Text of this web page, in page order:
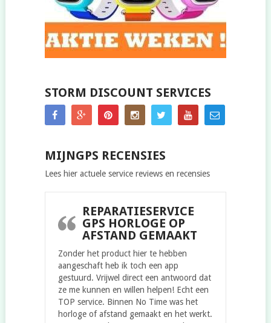
STORM DISCOUNT SERVICES
MIJNGPS RECENSIES
Lees hier actuele service reviews en recensies
REPARATIESERVICE
GPS HORLOGE OP
AFSTAND GEMAAKT
Zonder het product hier te hebben
aangeschaft heb ik toch een app
gestuurd. Vrijwel direct een antwoord dat
ze me kunnen en willen helpen! Echt een
TOP service. Binnen No Time was het
horloge of afstand gemaakt en het werkt.